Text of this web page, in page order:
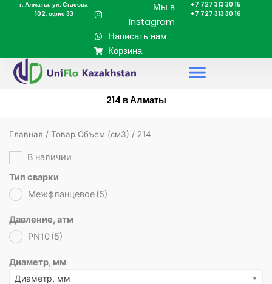
Перейтиг. Алматы, ул. Стасова
102, офис 33
Мы в
Instagram
Написать нам
Корзина
+7 727 313 30 15
+7 727 313 30 16
214 в Алматы
Главная / Товар Объем (cм3) / 214
В наличии
Тип сварки
Межфланцевое(5)
Давление, атм
PN10(5)
Диаметр, мм
Диаметр, мм